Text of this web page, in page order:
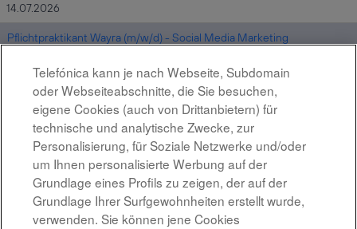
14.07.2026
Pflichtpraktikant Wayra (m/w/d) - Social Media Marketing
21.07.2026
Innovation Project Manager and AI Enabler
31.07.2026
Ergebnisse1 – 4
Telefónica kann je nach Webseite, Subdomain
oder Webseiteabschnitte, die Sie besuchen,
eigene Cookies (auch von Drittanbietern) für
technische und analytische Zwecke, zur
Personalisierung, für Soziale Netzwerke und/oder
um Ihnen personalisierte Werbung auf der
Grundlage eines Profils zu zeigen, der auf der
Grundlage Ihrer Surfgewohnheiten erstellt wurde,
verwenden. Sie können jene Cookies